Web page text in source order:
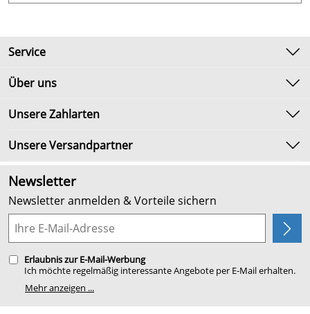
Service
Kontakt
Umtausch & Rückgabe
Lieferbedingungen
Über uns
Unsere Bestseller
Neu
Angebote
Kundenbewertungen (2.654)
4,9/5*****
Planung
Unsere Zahlarten
Unsere Versandpartner
Newsletter
Newsletter anmelden & Vorteile sichern
Erlaubnis zur E-Mail-Werbung
Ich möchte regelmäßig interessante Angebote per E-Mail erhalten.
weitergegeben. Zu statistischen Zwecken wird in anonymer Form
Mehr anzeigen ...